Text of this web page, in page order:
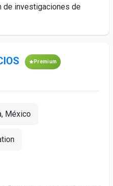
de investigaciones de
Premium
México